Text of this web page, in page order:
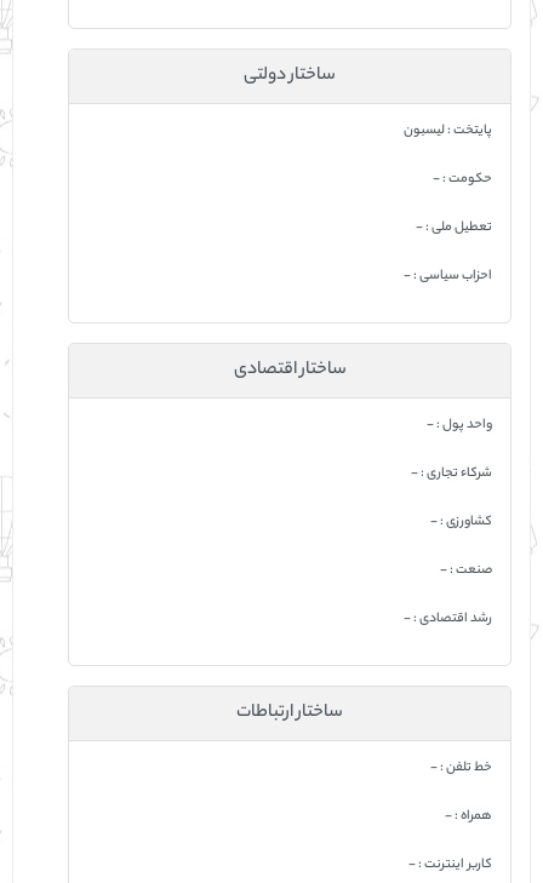
ساختار دولتی
پایتخت : لیسبون
حکومت : -
تعطیل ملی : -
احزاب سیاسی : -
ساختار اقتصادی
واحد پول : -
شرکاء تجاری : -
کشاورزی : -
صنعت : -
رشد اقتصادی : -
ساختار ارتباطات
خط تلفن : -
همراه : -
کاربر اینترنت : -